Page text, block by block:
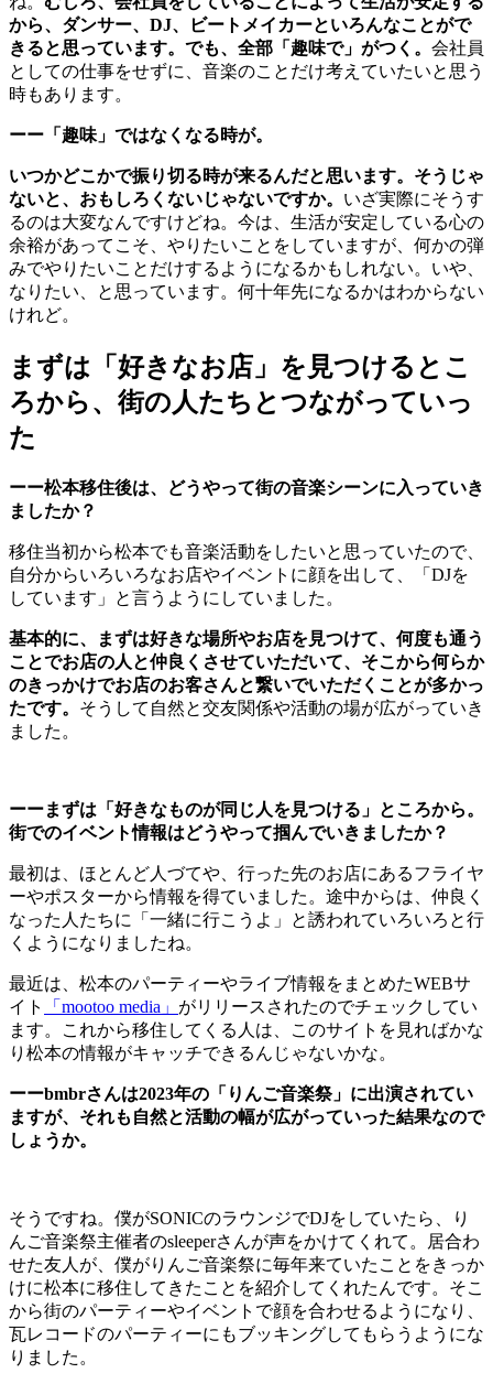
から、ダンサー、DJ、ビートメイカーといろんなことがで
きると思っています。でも、全部「趣味で」がつく。 会社員
としての仕事をせずに、音楽のことだけ考えていたいと思う
時もあります。
ーー「趣味」ではなくなる時が。
いつかどこかで振り切る時が来るんだと思います。そうじゃ
ないと、おもしろくないじゃないですか。 いざ実際にそうす
るのは大変なんですけどね。今は、生活が安定している心の
余裕があってこそ、やりたいことをしていますが、何かの弾
みでやりたいことだけするようになるかもしれない。いや、
なりたい、と思っています。何十年先になるかはわからない
けれど。
まずは「好きなお店」を見つけるとこ
ろから、街の人たちとつながっていっ
た
ーー松本移住後は、どうやって街の音楽シーンに入っていき
ましたか？
移住当初から松本でも音楽活動をしたいと思っていたので、
自分からいろいろなお店やイベントに顔を出して、「DJを
しています」と言うようにしていました。
基本的に、まずは好きな場所やお店を見つけて、何度も通う
ことでお店の人と仲良くさせていただいて、そこから何らか
のきっかけでお店のお客さんと繋いでいただくことが多かっ
たです。 そうして自然と交友関係や活動の場が広がっていき
ました。
ーーまずは「好きなものが同じ人を見つける」ところから。
街でのイベント情報はどうやって掴んでいきましたか？
最初は、ほとんど人づてや、行った先のお店にあるフライヤ
ーやポスターから情報を得ていました。途中からは、仲良く
なった人たちに「一緒に行こうよ」と誘われていろいろと行
くようになりましたね。
最近は、松本のパーティーやライブ情報をまとめたWEBサ
イト
「mootoo media」 がリリースされたのでチェックしてい
ます。これから移住してくる人は、このサイトを見ればかな
り松本の情報がキャッチできるんじゃないかな。
ーーbmbrさんは2023年の「りんご音楽祭」に出演されてい
ますが、それも自然と活動の幅が広がっていった結果なので
しょうか。
そうですね。僕がSONICのラウンジでDJをしていたら、り
んご音楽祭主催者のsleeperさんが声をかけてくれて。居合わ
せた友人が、僕がりんご音楽祭に毎年来ていたことをきっか
けに松本に移住してきたことを紹介してくれたんです。そこ
から街のパーティーやイベントで顔を合わせるようになり、
瓦レコードのパーティーにもブッキングしてもらうようにな
りました。